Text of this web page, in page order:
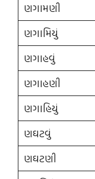
ણગામણી
ણગામિયું
ણગાહવું
ણગાહણી
ણગાહિયું
ણઘટવું
ણઘટણી